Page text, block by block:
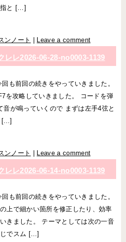
指と […]
ンノート Leave a comment
レレ2026-06-28-­no0003-­1139
も前回の続きをやっていきました。
を攻略していきました。 コードを弾
音が鳴っていくので まずは左手4弦と
[…]
ンノート Leave a comment
レレ2026-06-14-­no0003-­1139
も前回の続きをやっていきました。
上で細かい箇所を修正したり、効率
きました。 テーマとしては次の一音
でスム […]